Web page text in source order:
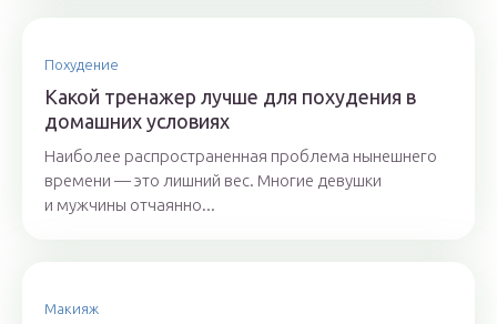
Похудение
Какой тренажер лучше для похудения в
домашних условиях
Наиболее распространенная проблема нынешнего
времени — это лишний вес. Многие девушки
и мужчины отчаянно...
Макияж